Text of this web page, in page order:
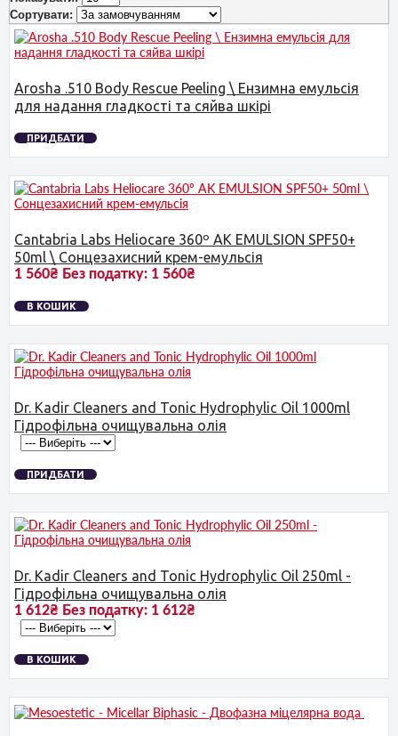
Сортувати:
Arosha .510 Body Rescue Peeling \ Ензимна емульсія
для надання гладкості та сяйва шкірі
ПРИДБАТИ
Cantabria Labs Heliocare 360º AK EMULSION SPF50+
50ml \ Сонцезахисний крем-емульсія
1 560₴ Без податку: 1 560₴
В КОШИК
Dr. Kadir Cleaners and Tonic Hydrophylic Oil 1000ml
Гідрофільна очищувальна олія
ПРИДБАТИ
Dr. Kadir Cleaners and Tonic Hydrophylic Oil 250ml -
Гідрофільна очищувальна олія
1 612₴ Без податку: 1 612₴
В КОШИК